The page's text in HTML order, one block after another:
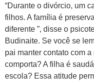
“Durante o divórcio, um
filhos. A família é
diferente ”, disse o
Budinaite. Se você se
pai manter contato com
comporta? A filha é
escola? Essa atitude